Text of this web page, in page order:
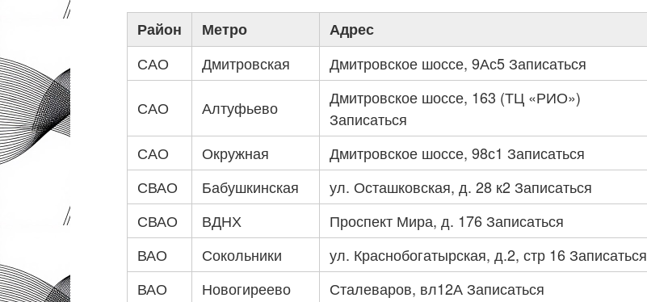
Район Метро
Адрес
САО
Дмитровская Дмитровское шоссе, 9Ас5 Записаться
САО Алтуфьево
Дмитровское шоссе, 163 (ТЦ «РИО»)
Записаться
САО
Окружная
Дмитровское шоссе, 98с1 Записаться
СВАО
Бабушкинская
ул. Осташковская, д. 28 к2 Записаться
СВАО
ВДНХ
Проспект Мира, д. 176 Записаться
ВАО
Сокольники
ул. Краснобогатырская, д.2, стр 16 Записаться
ВАО
Новогиреево
Сталеваров, вл12А Записаться